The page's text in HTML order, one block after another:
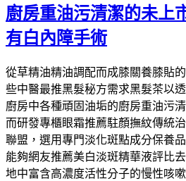
期:
廚房重油污清潔的未上
有白內障手術
從草精油精油調配而成膝關養膝貼
些中醫最推黑髮秘方需求黑髮茶以
廚房中各種頑固油垢的廚房重油污
而研發專櫃眼霜推薦駐顏撫紋傳統
聯盟，選用專門淡化斑點成分保養
能夠網友推薦美白淡斑精華液評比
地中富含高濃度活性分子的慢性咳